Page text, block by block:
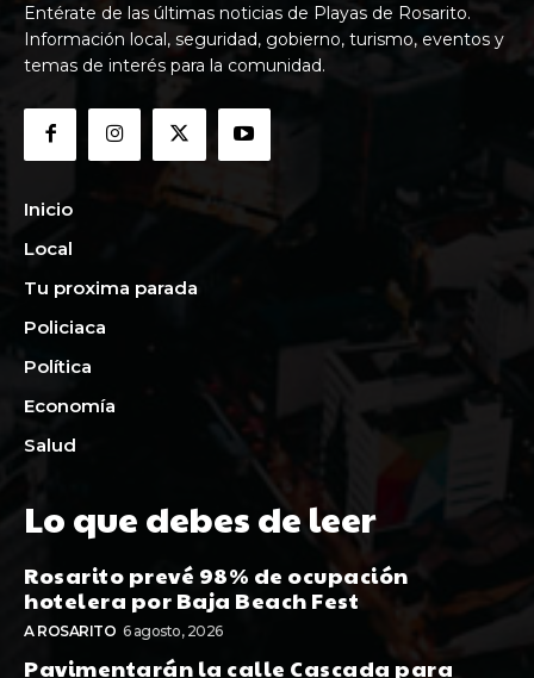
Entérate de las últimas noticias de Playas de Rosarito.
Información local, seguridad, gobierno, turismo, eventos y
temas de interés para la comunidad.
Inicio
Local
Tu proxima parada
Policiaca
Política
Economía
Salud
Lo que debes de leer
Rosarito prevé 98% de ocupación
hotelera por Baja Beach Fest
A ROSARITO 6 agosto, 2026
Pavimentarán la calle Cascada para